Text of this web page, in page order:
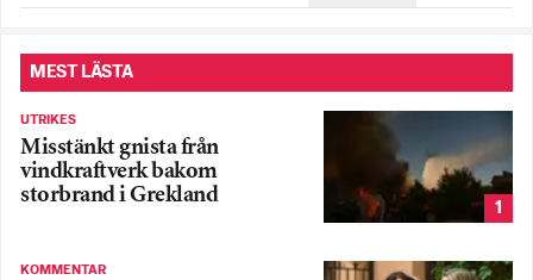
MEST LÄSTA
UTRIKES
Misstänkt gnista från
vindkraftverk bakom
storbrand i Grekland
1
KOMMENTAR